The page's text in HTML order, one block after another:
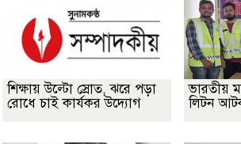
শিক্ষায় উল্টো স্রোত, ঝরে পড়া
রোধে চাই কার্যকর উদ্যোগ
ভারতীয়
লিটন